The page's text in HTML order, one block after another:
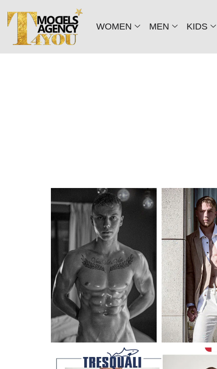
WOMEN MEN KIDS